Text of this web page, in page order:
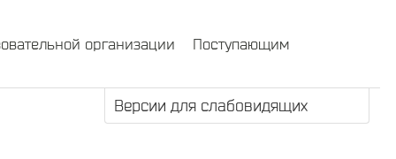
организации Поступающим
Версии для слабовидящих